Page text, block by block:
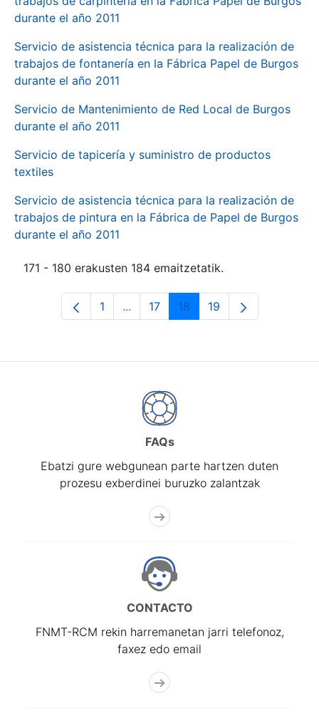
durante el año 2011
Servicio de asistencia técnica para la realización de
trabajos de fontanería en la Fábrica Papel de Burgos
durante el año 2011
Servicio de Mantenimiento de Red Local de Burgos
durante el año 2011
Servicio de tapicería y suministro de productos
textiles
Servicio de asistencia técnica para la realización de
trabajos de pintura en la Fábrica de Papel de Burgos
durante el año 2011
171 - 180 erakusten 184 emaitzetatik.
Orrialdea
1 ...Intermediate Pages Use TAB to
Orrialdea
17 Orrialdea
18 Orrialdea
19
FAQs
Ebatzi gure webgunean parte hartzen duten
prozesu exberdinei buruzko zalantzak
CONTACTO
FNMT-RCM rekin harremanetan jarri telefonoz,
faxez edo email